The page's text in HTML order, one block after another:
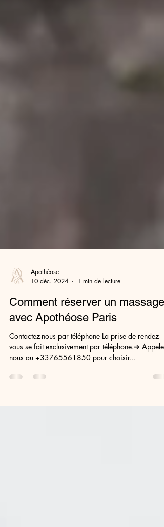
10 déc. 2024
1 min de lecture
Comment réserver un massage
avec Apothéose Paris
Contactez-nous par téléphone La prise de rendez-
nous au +33765561850 pour choisir...